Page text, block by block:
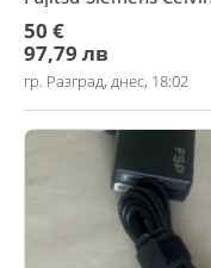
50 €
97,79 лв
гр. Разград, днес, 18:02